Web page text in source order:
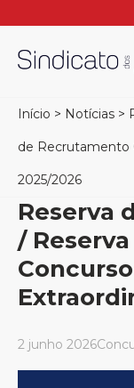
Início > Notícias >
de Recrutamento
2025/2026
Reserva
/
2 junho 2026